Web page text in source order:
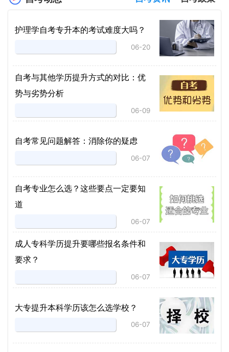
护理学自考专升本的考试难度大吗？
06-20
自考与其他学历提升方式的对比：优
势与劣势分析
06-09
自考常见问题解答：消除你的疑虑
06-07
自考专业怎么选？这些要点一定要知
道
06-07
成人专科学历提升要哪些报名条件和
要求？
06-07
大专提升本科学历该怎么选学校？
06-07